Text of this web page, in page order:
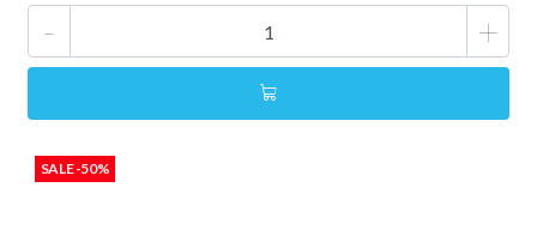
- +
SALE -50%